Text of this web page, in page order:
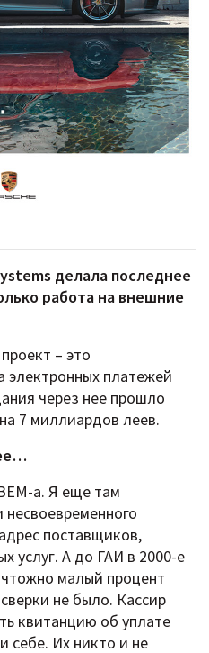
делала последнее
работа на внешние
– это
электронных платежей
через нее прошло
7 миллиардов леев.
a. Я еще там
поставщиков,
услуг. А до ГАИ в 2000-е
малый процент
не было. Кассир
квитанцию об уплате
себе. Их никто и не